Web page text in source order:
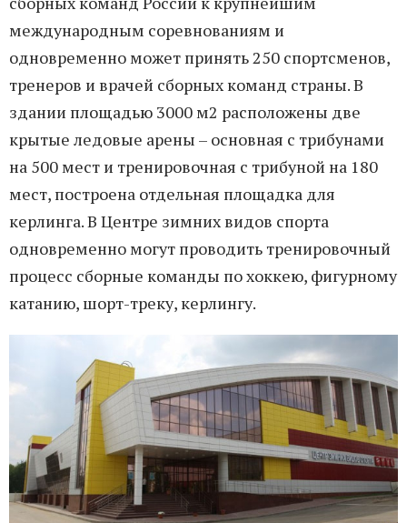
международным соревнованиям и
одновременно может принять 250 спортсменов,
тренеров и врачей сборных команд страны. В
здании площадью 3000 м2 расположены две
крытые ледовые арены – основная с трибунами
на 500 мест и тренировочная с трибуной на 180
мест, построена отдельная площадка для
керлинга. В Центре зимних видов спорта
одновременно могут проводить тренировочный
процесс сборные команды по хоккею, фигурному
катанию, шорт-треку, керлингу.